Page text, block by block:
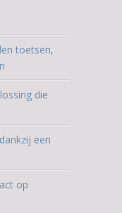
toetsen,
die
een
op